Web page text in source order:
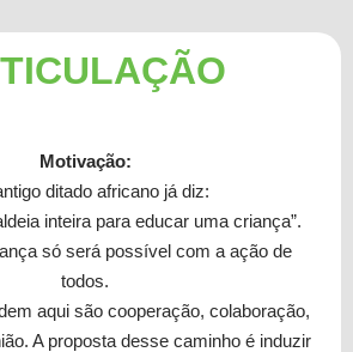
Motivação:
ditado africano já diz:
inteira para educar uma criança”.
só será possível com a ação de
todos.
aqui são cooperação, colaboração,
A proposta desse caminho é induzir